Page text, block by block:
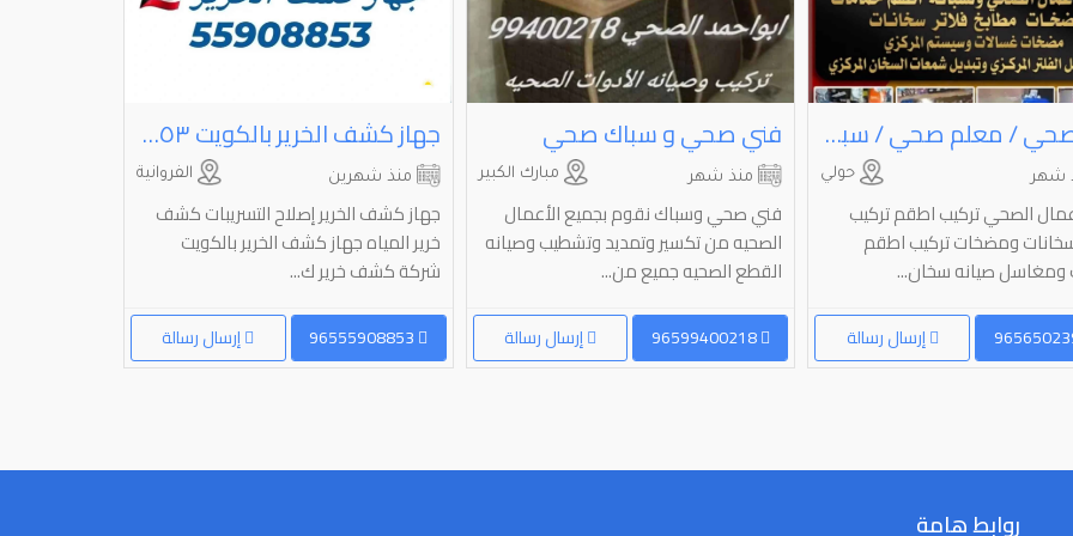
فني صحي / معلم صحي / سباك صحي/ سباكة/ فني صحي الكويت
حولي شهر
الصحي تركيب اطقم تركيب
ومضخات تركيب اطقم
ومغاسل صيانه سخان...
إرسال رسالة
فني صحي و سباك صحي
مبارك الكبير منذ شهر
فني صحي وسباك نقوم بجميع الأعمال
الصحيه من تكسير وتمديد وتشطيب وصيانه
القطع الصحيه جميع من...
إرسال رسالة 96599400218
جهاز كشف الخرير بالكويت ٥٥٩٠٨٨٥٣
الفروانية منذ شهرين
جهاز كشف الخرير إصلاح التسريبات کشف
خرير المياه جهاز كشف الخرير بالكويت
شركة كشف خرير ك...
إرسال رسالة
روابط هامة